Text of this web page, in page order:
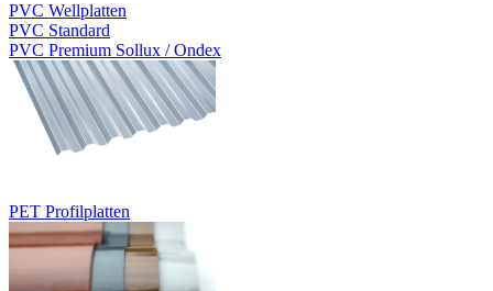
PVC Wellplatten
PVC Standard
PVC Premium Sollux / Ondex
PET Profilplatten